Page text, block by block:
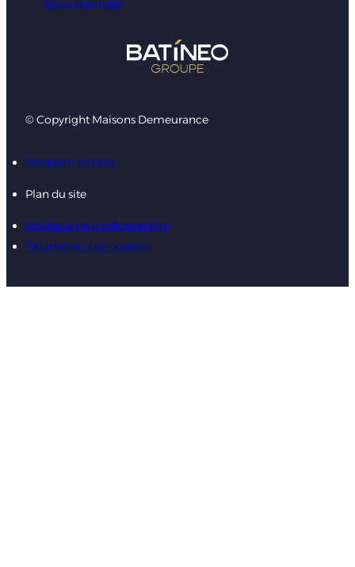
Nous rejoindre
© Copyright Maisons Demeurance
Mentions légales
Plan du site
Politique de confidentialité
Paramètres des cookies